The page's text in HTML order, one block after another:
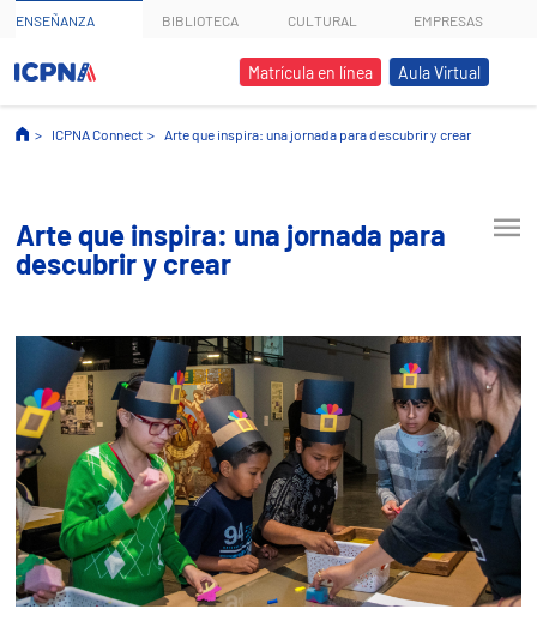
ENSEÑANZA BIBLIOTECA CULTURAL EMPRESAS
Matrícula en línea Aula Virtual
ICPNA Connect Arte que inspira: una jornada para descubrir y crear
Arte que inspira: una jornada para
descubrir y crear